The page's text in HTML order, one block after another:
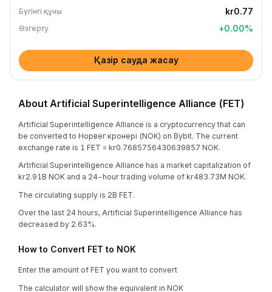
Бүгінгі құны kr0.77
Өзгерту +0.00%
Қазір сауда жасау
About Artificial Superintelligence Alliance (FET)
Artificial Superintelligence Alliance is a cryptocurrency that can
be converted to Норвег кронері (NOK) on Bybit. The current
exchange rate is 1 FET = kr0.7685756430639857 NOK.
Artificial Superintelligence Alliance has a market capitalization of
kr2.91B NOK and a 24-hour trading volume of kr483.73M NOK.
The circulating supply is 2B FET.
Over the last 24 hours, Artificial Superintelligence Alliance has
decreased by 2.63%.
How to Convert FET to NOK
Enter the amount of FET you want to convert
The calculator will show the equivalent in NOK